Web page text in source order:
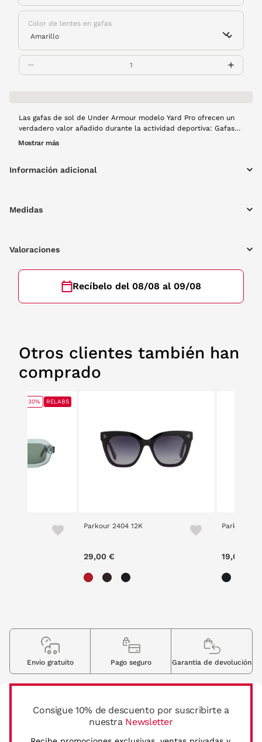
Color de lentes en gafas
Las gafas de sol de Under Armour modelo Yard Pro ofrecen un
verdadero valor añadido durante la actividad deportiva: Gafas
de para deportistas... Mucho más que un estilo de vida La
envuelven la cabeza de modo que el viento y la resistencia del
Mostrar más
Información adicional
Medidas
Valoraciones
Recíbelo del 08/08 al 09/08
Otros clientes también han
comprado
RELABS
Parkour 2404 12K
29,00 €
Parkour 2510 7
19,00 €
Consigue 10% de descuento por suscribirte a
nuestra Newsletter
Envio gratuito Pago seguro Garantia de devolución